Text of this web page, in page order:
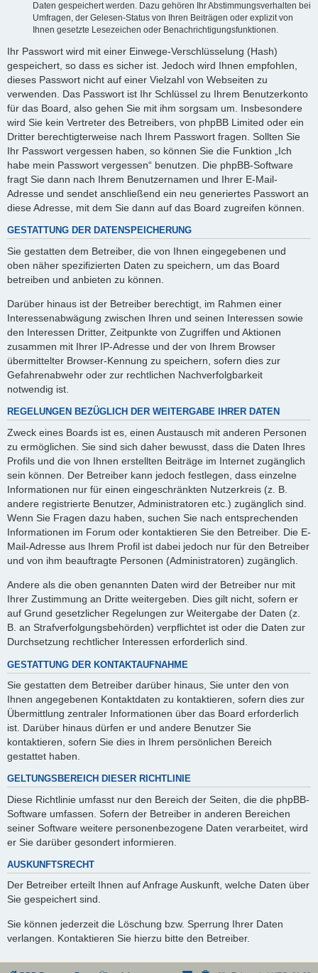
Daten gespeichert werden. Dazu gehören Ihr Abstimmungsverhalten bei
Umfragen, der Gelesen-Status von Ihren Beiträgen oder explizit von
Ihnen gesetzte Lesezeichen oder Benachrichtigungsfunktionen.
Ihr Passwort wird mit einer Einwege-Verschlüsselung (Hash)
gespeichert, so dass es sicher ist. Jedoch wird Ihnen empfohlen,
dieses Passwort nicht auf einer Vielzahl von Webseiten zu
verwenden. Das Passwort ist Ihr Schlüssel zu Ihrem Benutzerkonto
für das Board, also gehen Sie mit ihm sorgsam um. Insbesondere
wird Sie kein Vertreter des Betreibers, von phpBB Limited oder ein
Dritter berechtigterweise nach Ihrem Passwort fragen. Sollten Sie
Ihr Passwort vergessen haben, so können Sie die Funktion „Ich
habe mein Passwort vergessen“ benutzen. Die phpBB-Software
fragt Sie dann nach Ihrem Benutzernamen und Ihrer E-Mail-
Adresse und sendet anschließend ein neu generiertes Passwort an
diese Adresse, mit dem Sie dann auf das Board zugreifen können.
GESTATTUNG DER DATENSPEICHERUNG
Sie gestatten dem Betreiber, die von Ihnen eingegebenen und
oben näher spezifizierten Daten zu speichern, um das Board
betreiben und anbieten zu können.
Darüber hinaus ist der Betreiber berechtigt, im Rahmen einer
Interessenabwägung zwischen Ihren und seinen Interessen sowie
den Interessen Dritter, Zeitpunkte von Zugriffen und Aktionen
zusammen mit Ihrer IP-Adresse und der von Ihrem Browser
übermittelter Browser-Kennung zu speichern, sofern dies zur
Gefahrenabwehr oder zur rechtlichen Nachverfolgbarkeit
notwendig ist.
REGELUNGEN BEZÜGLICH DER WEITERGABE IHRER DATEN
Zweck eines Boards ist es, einen Austausch mit anderen Personen
zu ermöglichen. Sie sind sich daher bewusst, dass die Daten Ihres
Profils und die von Ihnen erstellten Beiträge im Internet zugänglich
sein können. Der Betreiber kann jedoch festlegen, dass einzelne
Informationen nur für einen eingeschränkten Nutzerkreis (z. B.
andere registrierte Benutzer, Administratoren etc.) zugänglich sind.
Wenn Sie Fragen dazu haben, suchen Sie nach entsprechenden
Informationen im Forum oder kontaktieren Sie den Betreiber. Die E-
Mail-Adresse aus Ihrem Profil ist dabei jedoch nur für den Betreiber
und von ihm beauftragte Personen (Administratoren) zugänglich.
Andere als die oben genannten Daten wird der Betreiber nur mit
Ihrer Zustimmung an Dritte weitergeben. Dies gilt nicht, sofern er
auf Grund gesetzlicher Regelungen zur Weitergabe der Daten (z.
B. an Strafverfolgungsbehörden) verpflichtet ist oder die Daten zur
Durchsetzung rechtlicher Interessen erforderlich sind.
GESTATTUNG DER KONTAKTAUFNAHME
Sie gestatten dem Betreiber darüber hinaus, Sie unter den von
Ihnen angegebenen Kontaktdaten zu kontaktieren, sofern dies zur
Übermittlung zentraler Informationen über das Board erforderlich
ist. Darüber hinaus dürfen er und andere Benutzer Sie
kontaktieren, sofern Sie dies in Ihrem persönlichen Bereich
gestattet haben.
GELTUNGSBEREICH DIESER RICHTLINIE
Diese Richtlinie umfasst nur den Bereich der Seiten, die die phpBB-
Software umfassen. Sofern der Betreiber in anderen Bereichen
seiner Software weitere personenbezogene Daten verarbeitet, wird
er Sie darüber gesondert informieren.
AUSKUNFTSRECHT
Der Betreiber erteilt Ihnen auf Anfrage Auskunft, welche Daten über
Sie gespeichert sind.
Sie können jederzeit die Löschung bzw. Sperrung Ihrer Daten
verlangen. Kontaktieren Sie hierzu bitte den Betreiber.